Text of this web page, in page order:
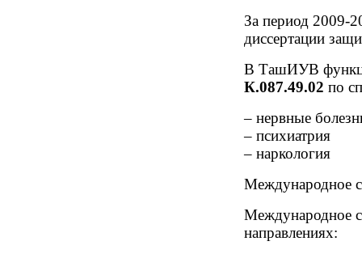
За период 2009-
диссертации
В ТашИУВ
К.087.49.02 по
– нервные
– психиатрия
– наркология
Международное
Международное
направлениях: